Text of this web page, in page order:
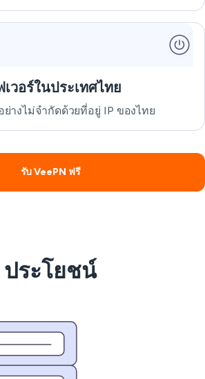
วอร์ในประเทศไทย
างไม่จำกัดด้วยที่อยู่ IP ของไทย
รับ VeePN ฟรี
ประโยชน์